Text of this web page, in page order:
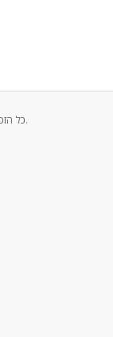
זכויות יוצרים © 2026 Fansite Host כל הזכויות שמורות.